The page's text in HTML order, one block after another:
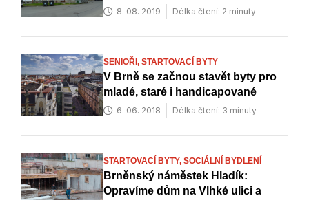
8. 08. 2019 Délka čtení: 2 minuty
SENIOŘI, STARTOVACÍ BYTY
V Brně se začnou stavět byty pro
mladé, staré i handicapované
6. 06. 2018 Délka čtení: 3 minuty
STARTOVACÍ BYTY, SOCIÁLNÍ BYDLENÍ
Brněnský náměstek Hladík:
Opravíme dům na Vlhké ulici a